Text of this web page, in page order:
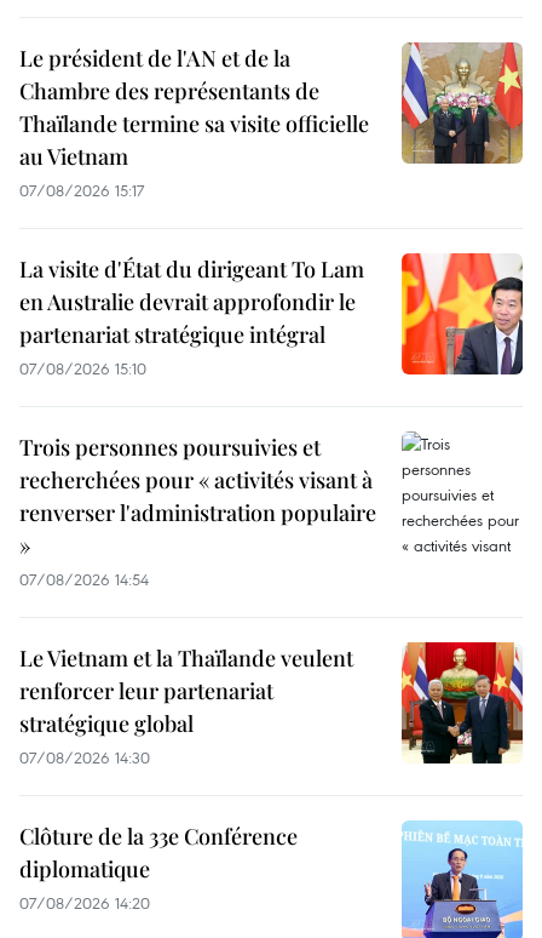
Le président de l'AN et de la
Chambre des représentants de
Thaïlande termine sa visite officielle
au Vietnam
07/08/2026 15:17
La visite d'État du dirigeant To Lam
en Australie devrait approfondir le
partenariat stratégique intégral
07/08/2026 15:10
Trois personnes poursuivies et
recherchées pour « activités visant à
renverser l'administration populaire
»
07/08/2026 14:54
Le Vietnam et la Thaïlande veulent
renforcer leur partenariat
stratégique global
07/08/2026 14:30
Clôture de la 33e Conférence
diplomatique
07/08/2026 14:20